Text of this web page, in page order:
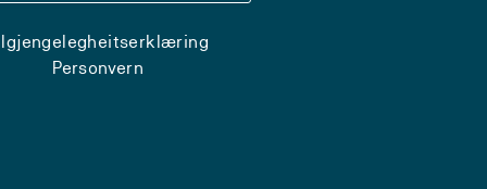
Personvern